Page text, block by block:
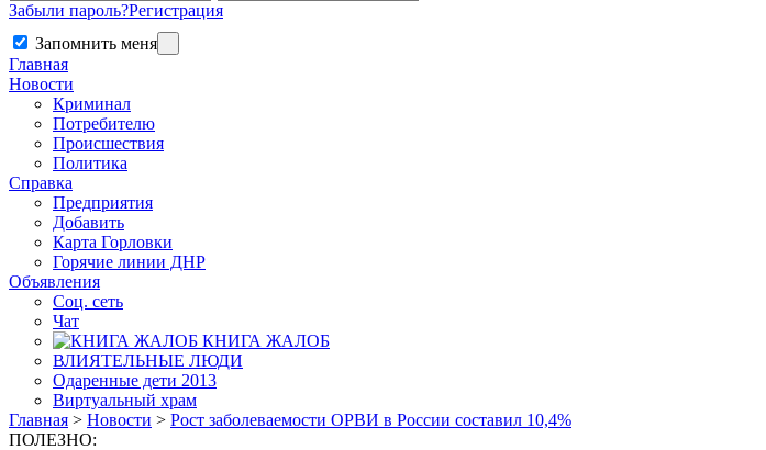
Забыли пароль?Регистрация
Запомнить меня
Главная
Новости
Криминал
Потребителю
Происшествия
Политика
Справка
Предприятия
Добавить
Карта Горловки
Горячие линии ДНР
Объявления
Соц. сеть
Чат
КНИГА ЖАЛОБ
ВЛИЯТЕЛЬНЫЕ ЛЮДИ
Одаренные дети 2013
Виртуальный храм
Главная > Новости > Рост заболеваемости ОРВИ в России составил 10,4%
ПОЛЕЗНО: